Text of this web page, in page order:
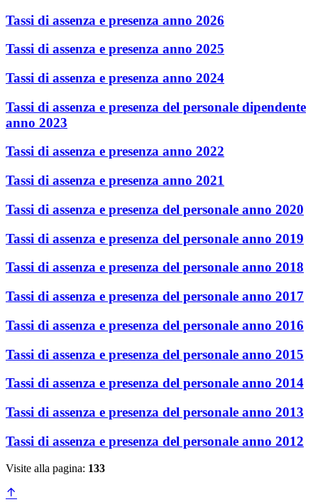
Tassi di assenza e presenza anno 2026
Tassi di assenza e presenza anno 2025
Tassi di assenza e presenza anno 2024
Tassi di assenza e presenza del personale dipendente
anno 2023
Tassi di assenza e presenza anno 2022
Tassi di assenza e presenza anno 2021
Tassi di assenza e presenza del personale anno 2020
Tassi di assenza e presenza del personale anno 2019
Tassi di assenza e presenza del personale anno 2018
Tassi di assenza e presenza del personale anno 2017
Tassi di assenza e presenza del personale anno 2016
Tassi di assenza e presenza del personale anno 2015
Tassi di assenza e presenza del personale anno 2014
Tassi di assenza e presenza del personale anno 2013
Tassi di assenza e presenza del personale anno 2012
Visite alla pagina: 133